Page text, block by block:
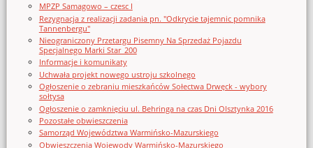
MPZP Samagowo – czesc I
Rezygnacja z realizacji zadania pn. "Odkrycie tajemnic pomnika
Tannenbergu"
Nieograniczony Przetargu Pisemny Na Sprzedaż Pojazdu
Specjalnego Marki Star_200
Informacje i komunikaty
Uchwała projekt nowego ustroju szkolnego
Ogłoszenie o zebraniu mieszkańców Sołectwa Drwęck - wybory
sołtysa
Ogłoszenie o zamknięciu ul. Behringa na czas Dni Olsztynka 2016
Pozostałe obwieszczenia
Samorząd Województwa Warmińsko-Mazurskiego
Obwieszczenia Wojewody Warmińsko-Mazurskiego